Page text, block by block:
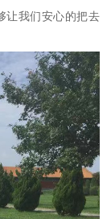
让我们安心的把去